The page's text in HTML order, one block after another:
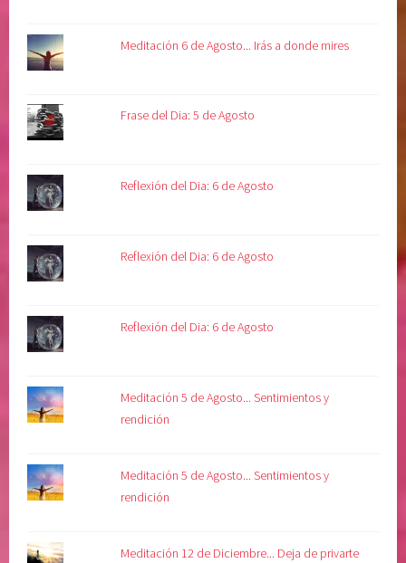
Meditación 6 de Agosto... Irás a donde mires
Frase del Dia: 5 de Agosto
Reflexión del Dia: 6 de Agosto
Reflexión del Dia: 6 de Agosto
Reflexión del Dia: 6 de Agosto
Meditación 5 de Agosto... Sentimientos y
rendición
Meditación 5 de Agosto... Sentimientos y
rendición
Meditación 12 de Diciembre... Deja de privarte